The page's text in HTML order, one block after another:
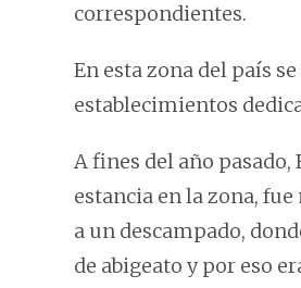
correspondientes.
En esta zona del país
establecimientos
A fines del año
estancia en la zona,
a un descampado,
de abigeato y por eso